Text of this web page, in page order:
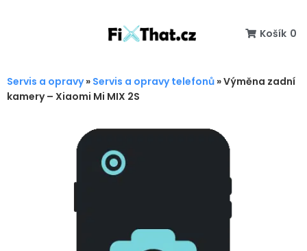
Košík 0
Servis a opravy» Servis a opravy telefonů »Výměna zadní
kamery – Xiaomi Mi MIX 2S